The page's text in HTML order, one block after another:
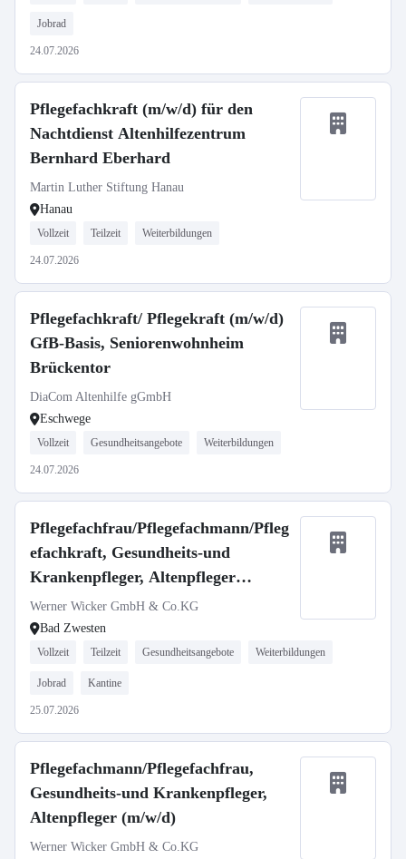
Jobrad
24.07.2026
Pflegefachkraft (m/w/d) für den
Nachtdienst Altenhilfezentrum
Bernhard Eberhard
Martin Luther Stiftung Hanau
Hanau
Vollzeit Teilzeit Weiterbildungen
24.07.2026
Pflegefachkraft/ Pflegekraft (m/w/d)
GfB-Basis, Seniorenwohnheim
Brückentor
DiaCom Altenhilfe gGmbH
Eschwege
Vollzeit Gesundheitsangebote Weiterbildungen
24.07.2026
Pflegefachfrau/Pflegefachmann/Pfleg
efachkraft, Gesundheits-und
Krankenpfleger, Altenpfleger
(m/w/d)
Werner Wicker GmbH & Co.KG
Bad Zwesten
Vollzeit Teilzeit Gesundheitsangebote Weiterbildungen
Jobrad Kantine
25.07.2026
Pflegefachmann/Pflegefachfrau,
Gesundheits-und Krankenpfleger,
Altenpfleger (m/w/d)
Werner Wicker GmbH & Co.KG